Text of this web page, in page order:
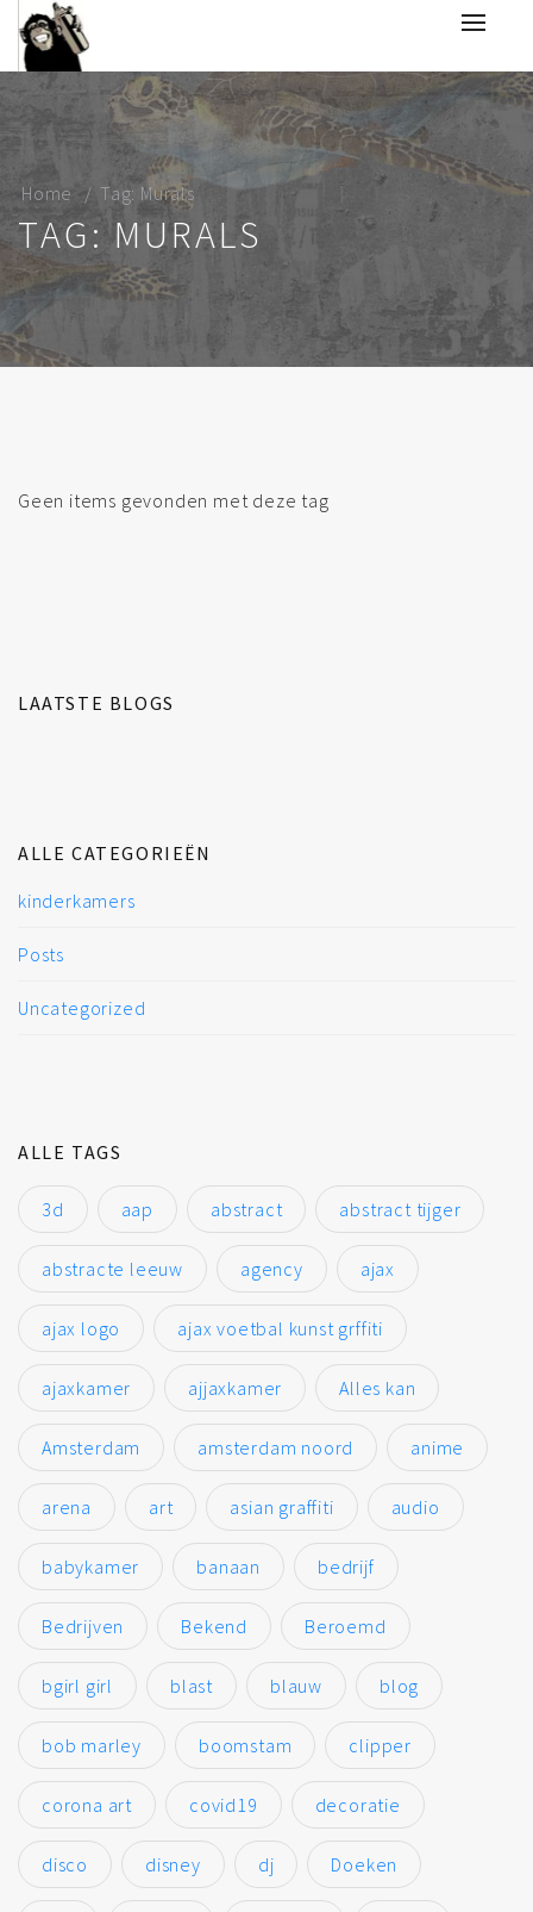
Home Tag: Murals
TAG: MURALS
Geen items gevonden met deze tag
LAATSTE BLOGS
ALLE CATEGORIEËN
kinderkamers
Posts
Uncategorized
ALLE TAGS
3d aap abstract abstract tijger
abstracte leeuw agency ajax
ajax logo ajax voetbal kunst grffiti
ajaxkamer ajjaxkamer Alles kan
Amsterdam amsterdam noord anime
arena art asian graffiti audio
babykamer banaan bedrijf
Bedrijven Bekend Beroemd
bgirl girl blast blauw blog
bob marley boomstam clipper
corona art covid19 decoratie
disco disney dj Doeken